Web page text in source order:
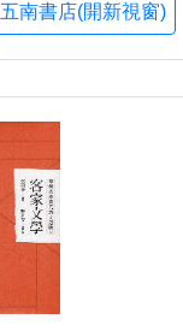
五南書店(開新視窗)